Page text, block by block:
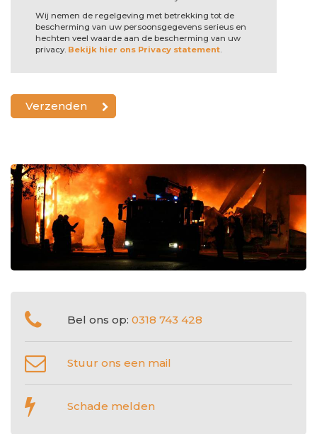
Wij nemen de regelgeving met betrekking tot de
bescherming van uw persoonsgegevens serieus en
hechten veel waarde aan de bescherming van uw
privacy. Bekijk hier ons Privacy statement.
Bel ons op: 0318 743 428
Stuur ons een mail
Schade melden